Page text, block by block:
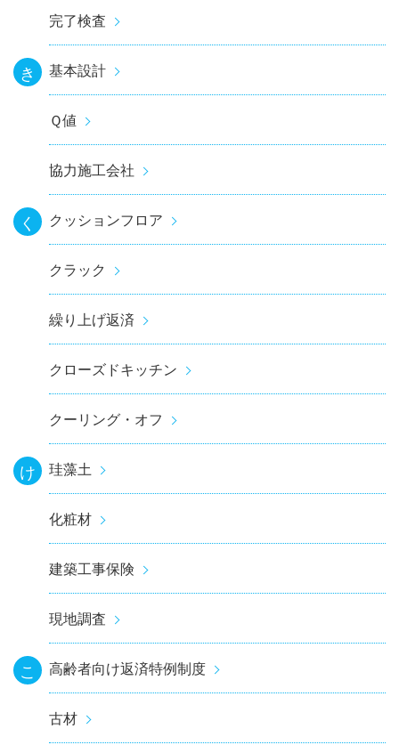
完了検査
き 基本設計
Ｑ値
協力施工会社
く クッションフロア
クラック
繰り上げ返済
クローズドキッチン
クーリング・オフ
け 珪藻土
化粧材
建築工事保険
現地調査
こ 高齢者向け返済特例制度
古材